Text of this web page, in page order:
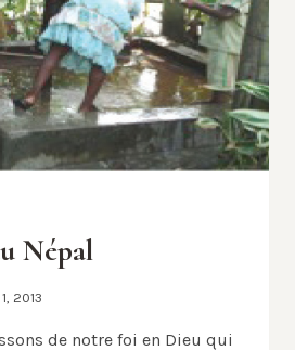
Népal
2013
de notre foi en Dieu qui